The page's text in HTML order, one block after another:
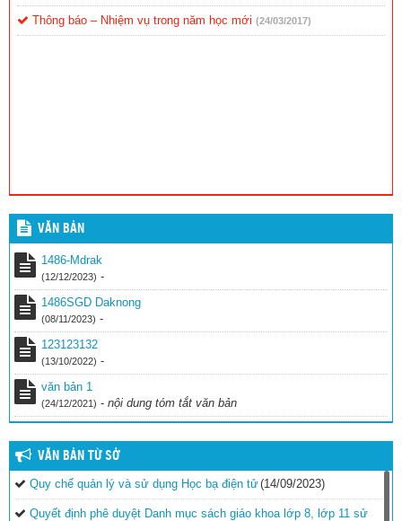
Thông báo – Nhiệm vụ trong năm học mới (24/03/2017)
VĂN BẢN
1486-Mdrak
(12/12/2023) -
1486SGD Daknong
(08/11/2023) -
123123132
(13/10/2022) -
văn bản 1
(24/12/2021) - nội dung tóm tắt văn bản
VĂN BẢN TỪ SỞ
Quy chế quản lý và sử dụng Học bạ điện tử(14/09/2023)
Quyết định phê duyệt Danh mục sách giáo khoa lớp 8, lớp 11 sử